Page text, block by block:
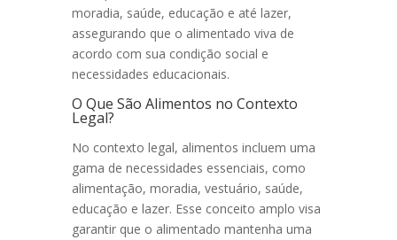
moradia, saúde, educação e até lazer,
assegurando que o alimentado viva de
acordo com sua condição social e
necessidades educacionais.
O Que São Alimentos no Contexto
Legal?
No contexto legal, alimentos incluem uma
gama de necessidades essenciais, como
alimentação, moradia, vestuário, saúde,
educação e lazer. Esse conceito amplo visa
garantir que o alimentado mantenha uma